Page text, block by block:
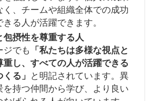
く、チームや組織全体での成功
きる人が活躍できます。
包摂性を尊重する人
ジでも
「私たちは多様な視点と
重し、すべての人が活躍できる
る」
と明記されています。異
を持つ仲間から学び、より良い